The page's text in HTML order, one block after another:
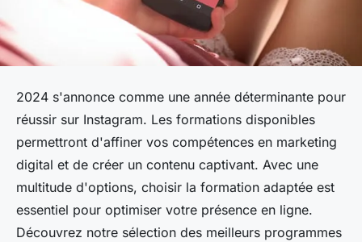
2024 s'annonce comme une année déterminante pour
réussir sur Instagram. Les formations disponibles
permettront d'affiner vos compétences en marketing
digital et de créer un contenu captivant. Avec une
multitude d'options, choisir la formation adaptée est
essentiel pour optimiser votre présence en ligne.
Découvrez notre sélection des meilleurs programmes